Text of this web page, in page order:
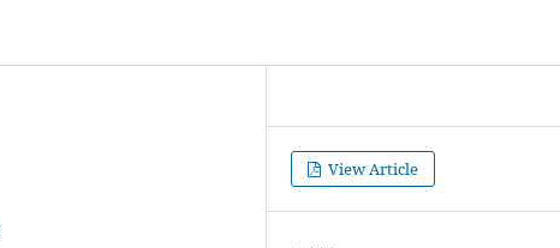
View Article